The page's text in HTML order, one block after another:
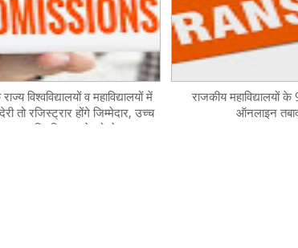
विश्वविद्यालयों व महाविद्यालयों में
तो रजिस्ट्रार होंगे जिम्मेदार, उच्च
सत्र नियमित करने को लेकर सख्त
राजकीय महाविद्यालयों के
ऑनलाइन